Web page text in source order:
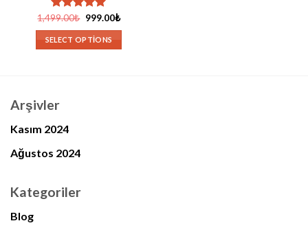
5 üzerinden
5.00oy
aldı
1,499.00₺ Orijinal
1,499.00₺.
999.00₺Şu
SELECT OPTIONS
Arşivler
Kasım 2024
Ağustos 2024
Kategoriler
Blog